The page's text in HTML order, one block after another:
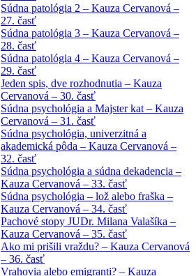
Súdna patológia 2 – Kauza Cervanová –
27. časť
Súdna patológia 3 – Kauza Cervanová –
28. časť
Súdna patológia 4 – Kauza Cervanová –
29. časť
Jeden spis, dve rozhodnutia – Kauza
Cervanová – 30. časť
Súdna psychológia a Majster kat – Kauza
Cervanová – 31. časť
Súdna psychológia, univerzitná a
akademická pôda – Kauza Cervanová –
32. časť
Súdna psychológia a súdna dekadencia –
Kauza Cervanová – 33. časť
Súdna psychológia – lož alebo fraška –
Kauza Cervanová – 34. časť
Pachové stopy JUDr. Milana Valašíka –
Kauza Cervanová – 35. časť
Ako mi prišili vraždu? – Kauza Cervanová
– 36. časť
Vrahovia alebo emigranti? – Kauza